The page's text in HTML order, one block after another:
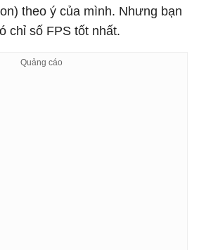
theo ý của mình. Nhưng bạn
chỉ số FPS tốt nhất.